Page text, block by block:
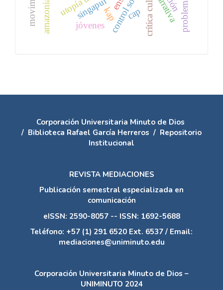
singapur narrativa
jóvenes
amazonia cap
kap
Corporación Universitaria Minuto de Dios
/ Biblioteca Rafael García Herreros / Repositorio
Institucional
REVISTA MEDIACIONES
Publicación semestral especializada en
comunicación
eISSN: 2590-8057 -- ISSN: 1692-5688
Teléfono: +57 (1) 291 6520 Ext. 6537 / Email:
mediaciones@uniminuto.edu
Corporación Universitaria Minuto de Dios –
UNIMINUTO 2024